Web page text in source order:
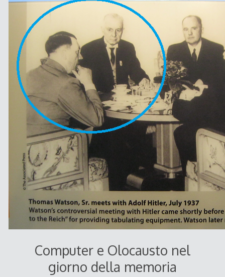
Computer e Olocausto nel
giorno della memoria